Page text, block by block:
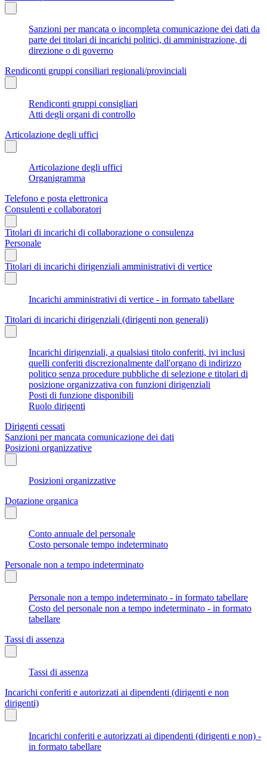
Sanzioni per mancata o incompleta comunicazione dei dati da
parte dei titolari di incarichi politici, di amministrazione, di
direzione o di governo
Rendiconti gruppi consiliari regionali/provinciali
Rendiconti gruppi consigliari
Atti degli organi di controllo
Articolazione degli uffici
Articolazione degli uffici
Organigramma
Telefono e posta elettronica
Consulenti e collaboratori
Titolari di incarichi di collaborazione o consulenza
Personale
Titolari di incarichi dirigenziali amministrativi di vertice
Incarichi amministrativi di vertice - in formato tabellare
Titolari di incarichi dirigenziali (dirigenti non generali)
Incarichi dirigenziali, a qualsiasi titolo conferiti, ivi inclusi
quelli conferiti discrezionalmente dall'organo di indirizzo
politico senza procedure pubbliche di selezione e titolari di
posizione organizzativa con funzioni dirigenziali
Posti di funzione disponibili
Ruolo dirigenti
Dirigenti cessati
Sanzioni per mancata comunicazione dei dati
Posizioni organizzative
Posizioni organizzative
Dotazione organica
Conto annuale del personale
Costo personale tempo indeterminato
Personale non a tempo indeterminato
Personale non a tempo indeterminato - in formato tabellare
Costo del personale non a tempo indeterminato - in formato
tabellare
Tassi di assenza
Tassi di assenza
Incarichi conferiti e autorizzati ai dipendenti (dirigenti e non
dirigenti)
Incarichi conferiti e autorizzati ai dipendenti (dirigenti e non) -
in formato tabellare